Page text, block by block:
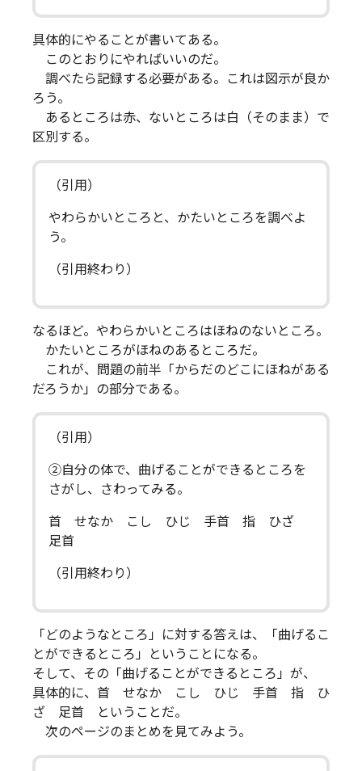
具体的にやることが書いてある。
このとおりにやればいいのだ。
調べたら記録する必要がある。これは図示が良か
ろう。
あるところは赤、ないところは白（そのまま）で
区別する。
（引用）
やわらかいところと、かたいところを調べよ
う。
（引用終わり）
なるほど。やわらかいところはほねのないところ。
かたいところがほねのあるところだ。
これが、問題の前半「からだのどこにほねがある
だろうか」の部分である。
（引用）
②自分の体で、曲げることができるところを
さがし、さわってみる。
首 せなか こし ひじ 手首 指 ひざ
足首
（引用終わり）
「どのようなところ」に対する答えは、「曲げるこ
とができるところ」ということになる。
そして、その「曲げることができるところ」が、
具体的に、首 せなか こし ひじ 手首 指 ひ
ざ 足首 ということだ。
次のページのまとめを見てみよう。